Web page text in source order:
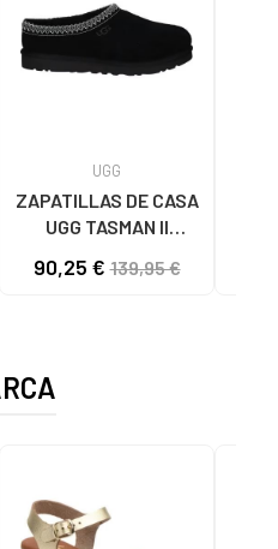
UGG
ZAPATILLAS DE CASA
UGG TASMAN II
90,25 €139,95 €